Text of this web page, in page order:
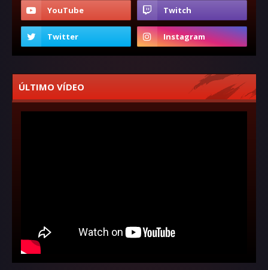
ÚLTIMO VÍDEO